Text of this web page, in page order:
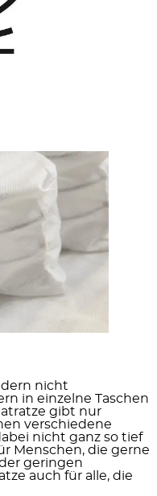
nicht
in einzelne Taschen
gibt nur
verschiedene
nicht ganz so tief
Menschen, die gerne
geringen
auch für alle, die